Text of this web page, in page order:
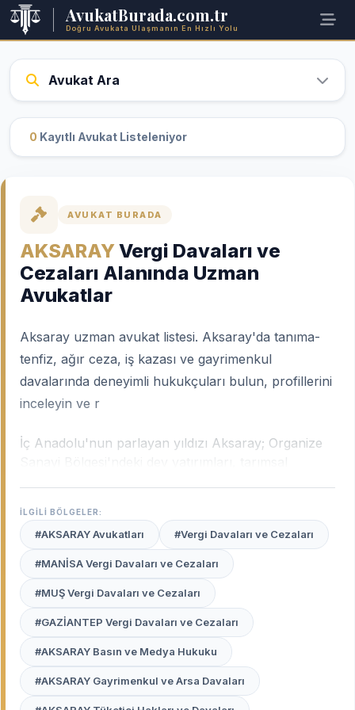
AvukatBurada.com.tr
Doğru Avukata Ulaşmanın En Hızlı Yolu
Avukat Ara
0 Kayıtlı Avukat Listeleniyor
AVUKAT BURADA
AKSARAYVergi Davaları ve
Cezaları Alanında Uzman
Avukatlar
Aksaray uzman avukat listesi. Aksaray'da tanıma-
tenfiz, ağır ceza, iş kazası ve gayrimenkul
davalarında deneyimli hukukçuları bulun, profillerini
inceleyin ve r
İç Anadolu'nun parlayan yıldızı Aksaray; Organize
sahiptir. Şehrin bu dokusu; uluslararası hukuktan
ticari uyuşmazlıklara, miras davalarından iş hukuku
süreçlerine kadar geniş bir uzmanlık ihtiyacı
doğurur.
Aksaray uzman avukatları
mahkeme pratiklerini bilen hem de yurtdışı bağlantılı
davalarda derin tecrübeye sahip profesyonellerdir.
Avukat Buradaplatformu, Aksaray Adliyesi'nde
haklarınızı en etkili şekilde savunacak, güvenilir ve
deneyimli avukatları tek bir ekranda sizinle
buluşturur.
İLGİLİ BÖLGELER:
#AKSARAY Avukatları #Vergi Davaları ve Cezaları
#MANİSA Vergi Davaları ve Cezaları
#MUŞ Vergi Davaları ve Cezaları
#GAZİANTEP Vergi Davaları ve Cezaları
#AKSARAY Basın ve Medya Hukuku
#AKSARAY Gayrimenkul ve Arsa Davaları